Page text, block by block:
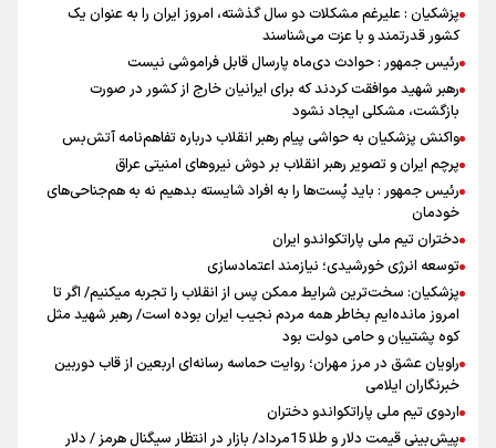
پزشکیان : علیرغم مشکلات دو سال گذشته، امروز ایران را به عنوان یک
کشور قدرتمند و با عزت می‌شناسند
رئیس جمهور : حوادث دی‌ماه پارسال قابل فراموشی نیست
رهبر شهید موافقت کردند که برای ایرانیان خارج از کشور در صورت
بازگشت، مشکلی ایجاد نشود
واکنش پزشکیان به حواشی پیام رهبر انقلاب درباره تفاهم‌نامه آتش‌بس
پرچم ایران و تصویر رهبر انقلاب بر دوش نیروهای امنیتی عراق
رئیس جمهور : باید پُست‌ها را به افراد شایسته بدهیم نه به هم‌جناحی‌های
خودمان
دختران تیم ملی پاراتکواندو ایران
توسعه انرژی خورشیدی؛ نیازمند اعتمادسازی
پزشکیان: سخت‌ترین شرایط ممکن پس از انقلاب را تجربه میکنیم/ اگر تا
امروز مانده‌ایم بخاطر همه‌ مردم نجیب ایران بوده است/ رهبر شهید مثل
کوه پشتیبان و حامی دولت بود
راویان عشق در مرز مهران؛ روایت حماسه‌ رسانه‌ای اربعین از قاب دوربین
خبرنگاران ایلامی
اردوی تیم ملی پاراتکواندو دختران
پیش‌بینی قیمت دلار و طلا 15مرداد/ بازار در انتظار سیگنال هرمز / دلار